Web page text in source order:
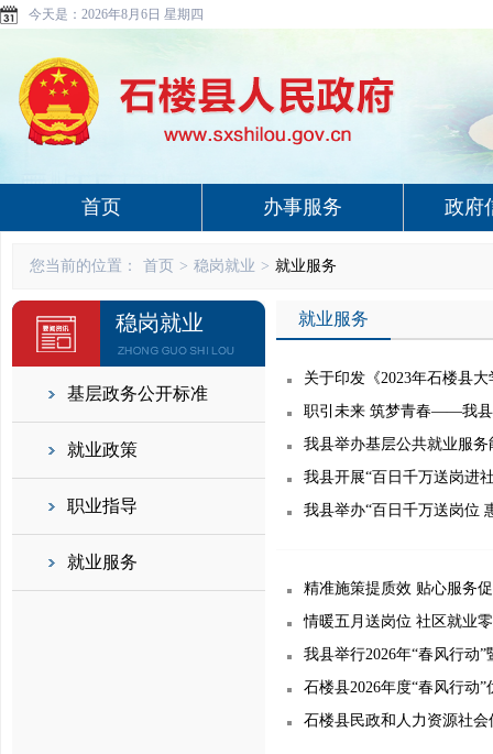
今天是： 2026年8月6日 星期四
首页 办事服务 政府
您当前的位置： 首页 > 稳岗就业 > 就业服务
稳岗就业
基层政务公开标准
就业政策
职业指导
就业服务
就业服务
关于印发《2023年石楼县
职引未来 筑梦青春——我县
我县举办基层公共就业服
我县开展“百日千万送岗进
我县举办“百日千万送岗位
精准施策提质效 贴心服务
情暖五月送岗位 社区就业
我县举行2026年“春风行动
石楼县2026年度“春风行动
石楼县民政和人力资源社